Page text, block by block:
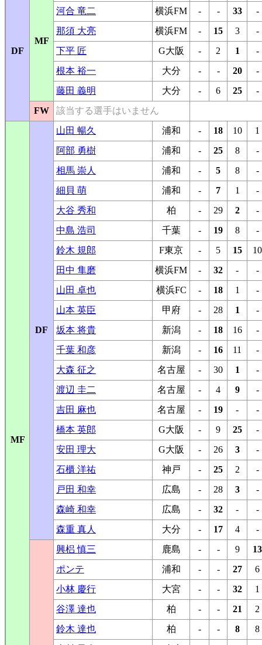
DF
MF
河合 竜二
横浜FM - - 33
-
那須 大亮
横浜FM - 15 3
-
下平 匠
G大阪 - 2 1
-
根本 裕一
大分 - - 20
-
藤田 義明
大分 - 6 25
-
FW
該当する選手はいません
MF
DF
山田 暢久 浦和 - 18 10
1
阿部 勇樹
浦和 - 25 8
-
相馬 崇人
浦和 - 5 8
-
細貝 萌
浦和 - 7 1
-
大谷 秀和
柏 - 29 2
-
中島 浩司
千葉 - 19 8
-
鈴木 規郎
F東京 - 5 15
10
田中 隼磨
横浜FM - 32 -
-
山田 卓也
横浜FC - 18 1
-
山本 英臣
甲府 - 28 1
-
坂本 将貴
新潟 - 18 16
-
千葉 和彦
新潟 - 16 11
-
大森 征之
名古屋 - 30 1
-
渡辺 圭二
名古屋 - 4 9
-
吉田 麻也
名古屋 - 19 -
-
橋本 英郎
G大阪 - 9 25
-
安田 理大
G大阪 - 26 3
-
石櫃 洋祐
神戸 - 25 2
-
戸田 和幸
広島 - 28 3
-
森崎 和幸
広島 - 32 -
-
森重 真人
大分 - 17 4 -
興梠 慎三 鹿島 - - 9
13
ポンテ
浦和 - - 27
6
小林 慶行
大宮 - - 32
1
谷澤 達也
柏 - - 21
2
鈴木 達也
柏 - - 8
8